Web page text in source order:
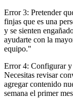
Error 3: Pretender
finjas que es una
y se sienten
ayudarte con la
equipo."
Error 4: Configurar y
Necesitas revisar
agregar contenido
semana el primer